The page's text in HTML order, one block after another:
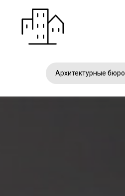
Архитектурные бюро